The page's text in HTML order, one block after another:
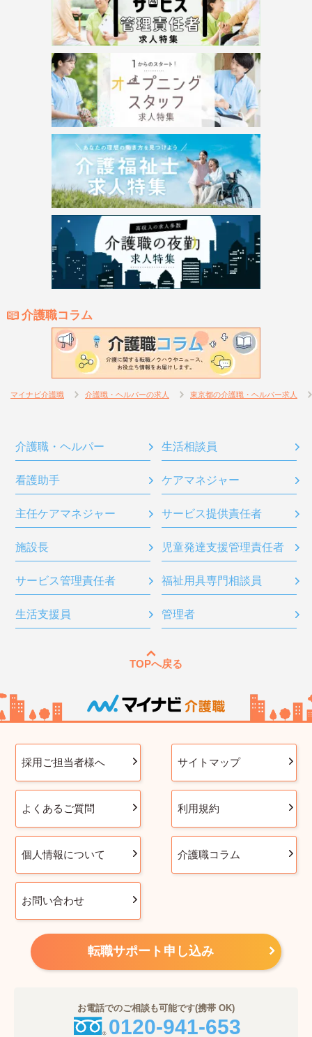
介護職コラム
マイナビ介護職 介護職・ヘルパーの求人 東京都の介護職・ヘルパー求人
介護職・ヘルパー 生活相談員
看護助手 ケアマネジャー
主任ケアマネジャー サービス提供責任者
施設長 児童発達支援管理責任者
サービス管理責任者 福祉用具専門相談員
生活支援員 管理者
TOPへ戻る
採用ご担当者様へ サイトマップ
よくあるご質問 利用規約
個人情報について 介護職コラム
お問い合わせ
転職サポート申し込み
お電話でのご相談も可能です(携帯 OK)
0120-941-653